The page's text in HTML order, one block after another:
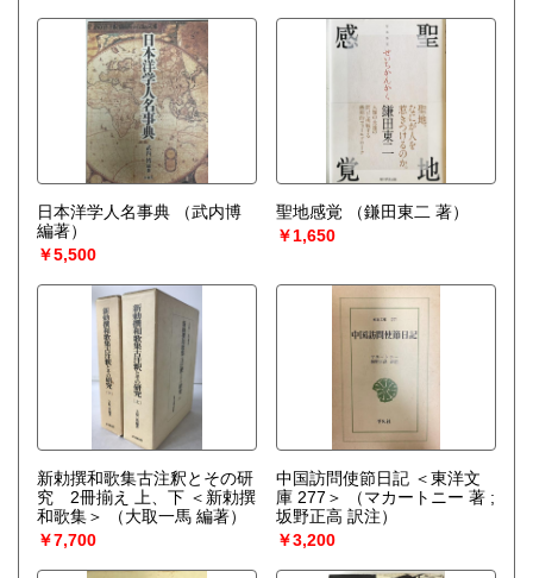
日本洋学人名事典
（武内博
編著）
￥5,500
聖地感覚
（鎌田東二 著）
￥1,650
新勅撰和歌集古注釈とその研
究 2冊揃え 上、下 ＜新勅撰
和歌集＞
（大取一馬 編著）
￥7,700
中国訪問使節日記 ＜東洋文
庫 277＞
（マカートニー 著 ;
坂野正高 訳注）
￥3,200